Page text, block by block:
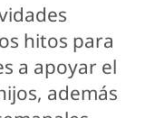
hitos para
a apoyar el
además